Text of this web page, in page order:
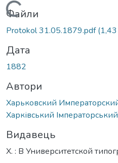
Вантажиться...
Файли
Protokol 31.05.1879.pdf
Дата
1882
Автори
Харьковский
Харківський
Видавець
Х. : В Университетской